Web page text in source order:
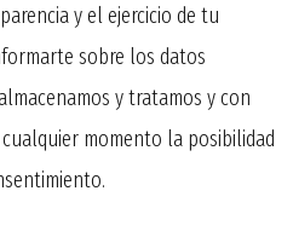
y el ejercicio de tu
sobre los datos
y tratamos y con
momento la posibilidad